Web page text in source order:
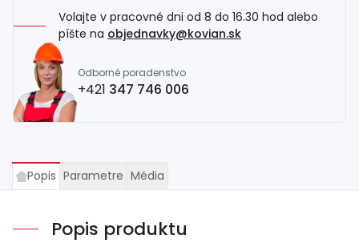
Volajte v pracovné dni od 8 do 16.30 hod alebo
píšte na objednavky@kovian.sk
Odborné poradenstvo
+421 347 746 006
Popis Parametre Média
Popis produktu